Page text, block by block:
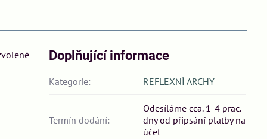
Doplňující informace
Kategorie: REFLEXNÍ ARCHY
Termín dodání:
Odesíláme cca. 1-4 prac.
dny od připsání platby na
účet